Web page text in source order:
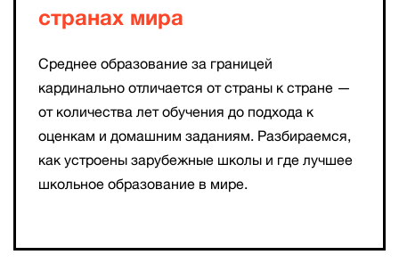
странах мира
Среднее образование за границей
кардинально отличается от страны к стране —
от количества лет обучения до подхода к
оценкам и домашним заданиям. Разбираемся,
как устроены зарубежные школы и где лучшее
школьное образование в мире.